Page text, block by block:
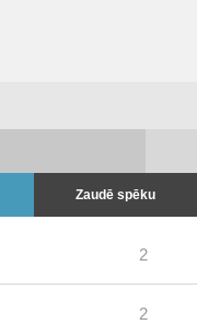
Zaudē spēku
2
2